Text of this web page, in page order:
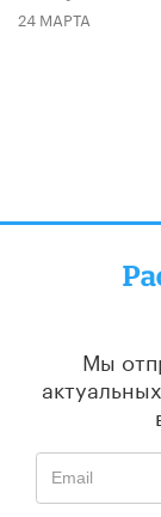
24 МАРТА
Мы